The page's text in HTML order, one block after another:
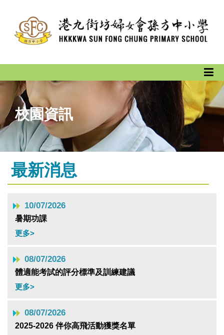
校園資訊
最新消息
10/07/2026
暑期功課
更多>
08/07/2026
體適能考試的評分標準及訓練建議
更多>
08/07/2026
2025-2026 伴你高飛活動獲獎名單